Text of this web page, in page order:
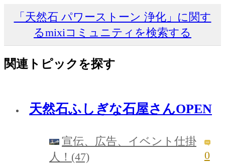
「天然石 パワーストーン 浄化」に関す
るmixiコミュニティを検索する
関連トピックを探す
天然石ふしぎな石屋さんOPEN
宣伝、広告、イベント仕掛
人！(47)
0